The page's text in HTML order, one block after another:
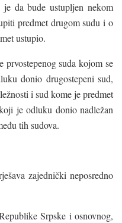
je da bude ustupljen nekom
predmet drugom sudu i o
ustupio.
suda kojom se
donio drugostepeni sud,
i sud kome je predmet
je odluku donio nadležan
tih sudova.
zajednički neposredno
Srpske i osnovnog,